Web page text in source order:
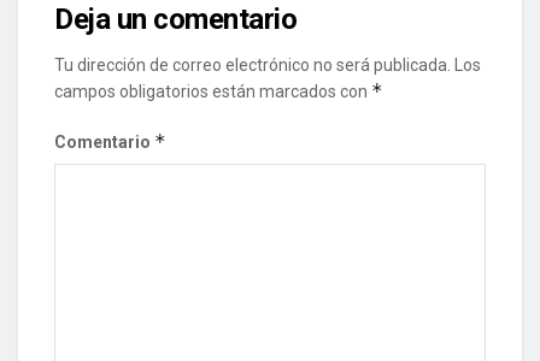
Deja un comentario
Tu dirección de correo electrónico no será publicada.
Los
campos obligatorios están marcados con *
Comentario *